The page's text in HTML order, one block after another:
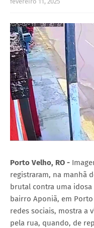
Porto Velho, RO -
registraram, na manhã
brutal contra uma idosa
bairro Aponiã, em
redes sociais, mostra a
pela rua, quando, de